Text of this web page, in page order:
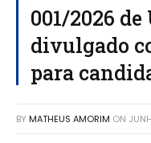
001/2026
divulgado
para
BY MATHEUS AMORIM ON